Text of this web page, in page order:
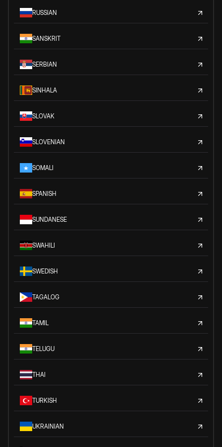
RUSSIAN
SANSKRIT
SERBIAN
SINHALA
SLOVAK
SLOVENIAN
SOMALI
SPANISH
SUNDANESE
SWAHILI
SWEDISH
TAGALOG
TAMIL
TELUGU
THAI
TURKISH
UKRAINIAN